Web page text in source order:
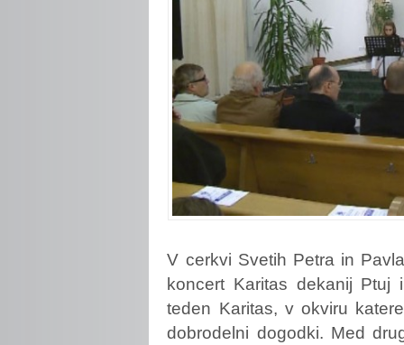
V cerkvi Svetih Petra in
koncert Karitas dekanij
teden Karitas, v okviru
dobrodelni dogodki. Med